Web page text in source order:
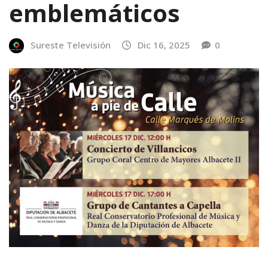
emblemáticos
Sureste Televisión Dic 16, 2025 0